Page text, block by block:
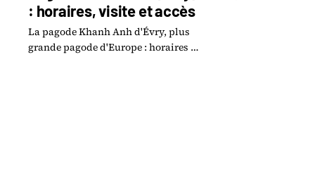
: horaires, visite et accès
La pagode Khanh Anh d'Évry, plus
grande pagode d'Europe : horaires de